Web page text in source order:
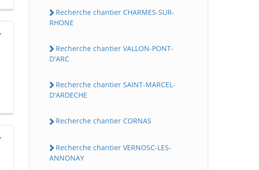
Recherche chantier CHARMES-SUR-
RHONE
Recherche chantier VALLON-PONT-
D'ARC
Recherche chantier SAINT-MARCEL-
D'ARDECHE
Recherche chantier CORNAS
Recherche chantier VERNOSC-LES-
ANNONAY